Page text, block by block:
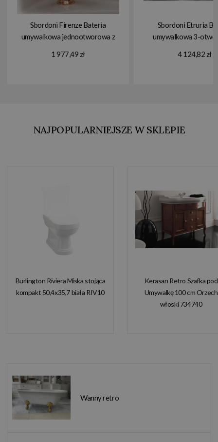
Sbordoni Firenze Bateria
umywalkowa jednootworowa z
1 977,49 zł
Sbordoni Etruria
umywalkowa 3-
4 124,82 zł
NAJPOPULARNIEJSZE W SKLEPIE
Burlington Riviera Miska stojąca
kompakt 50,4x35,7 biała RIV10
Kerasan Retro Szafka pod
Umywalkę 100 cm Orzech
włoski 734740
Wanny retro